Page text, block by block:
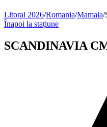
Litoral 2026/Romania/Mamaia/
Înapoi la stațiune
SCANDINAVIA